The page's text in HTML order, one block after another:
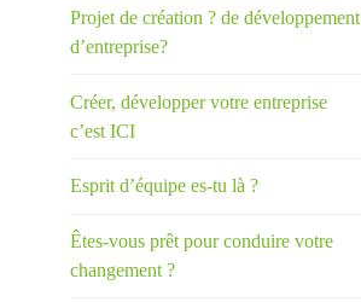
Projet de création ? de développement
d’entreprise?
Créer, développer votre entreprise
c’est ICI
Esprit d’équipe es-tu là ?
Êtes-vous prêt pour conduire votre
changement ?